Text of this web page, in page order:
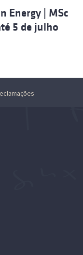
Energy | MSc
5 de julho